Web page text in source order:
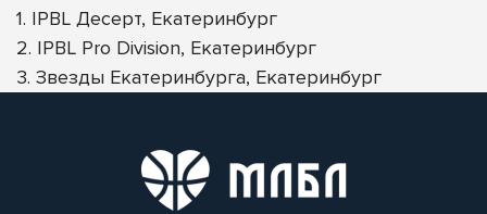
1. IPBL Десерт, Екатеринбург
2. IPBL Pro Division, Екатеринбург
3. Звезды Екатеринбурга, Екатеринбург